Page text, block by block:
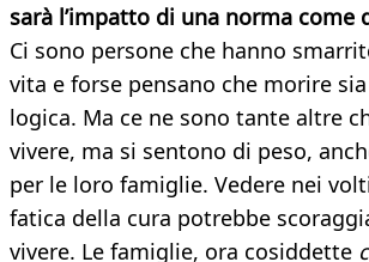
sarà l’impatto di una norma come
Ci sono persone che hanno
vita e forse pensano che morire
logica. Ma ce ne sono tante altre
vivere, ma si sentono di peso,
per le loro famiglie. Vedere nei
fatica della cura potrebbe
vivere. Le famiglie, ora cosiddette